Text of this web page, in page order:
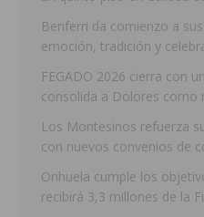
Benferri da comienzo a
emoción, tradición y
FEGADO 2026 cierra con
consolida a Dolores como
Los Montesinos refuerza
con nuevos convenios de
Orihuela cumple los
recibirá 3,3 millones de la